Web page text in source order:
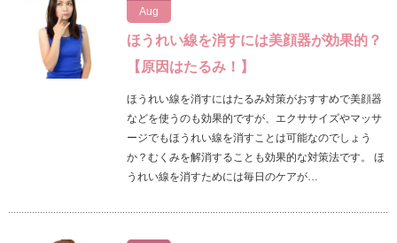
Aug
ほうれい線を消すには美顔器が効果的？
【原因はたるみ！】
ほうれい線を消すにはたるみ対策がおすすめで美顔器
などを使うのも効果的ですが、エクササイズやマッサ
ージでもほうれい線を消すことは可能なのでしょう
か？むくみを解消することも効果的な対策法です。 ほ
うれい線を消すためには毎日のケアが…